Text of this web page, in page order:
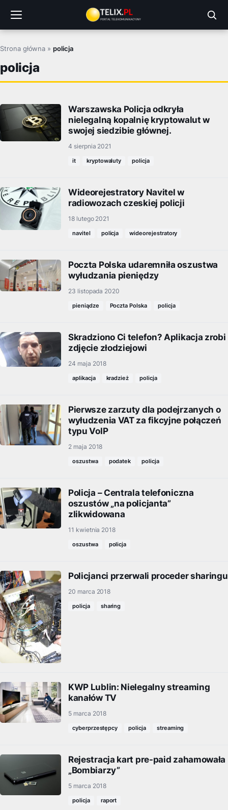
treści
Strona główna »policja
policja
Warszawska Policja odkryła
nielegalną kopalnię kryptowalut w
swojej siedzibie głównej.
4 sierpnia 2021
it kryptowaluty policja
Wideorejestratory Navitel w
radiowozach czeskiej policji
18 lutego 2021
navitel policja wideorejestratory
Poczta Polska udaremniła oszustwa
wyłudzania pieniędzy
23 listopada 2020
pieniądze Poczta Polska policja
Skradziono Ci telefon? Aplikacja zrobi
zdjęcie złodziejowi
24 maja 2018
aplikacja kradzież policja
Pierwsze zarzuty dla podejrzanych o
wyłudzenia VAT za fikcyjne połączeń
typu VoIP
2 maja 2018
oszustwa podatek policja
Policja – Centrala telefoniczna
oszustów „na policjanta”
zlikwidowana
11 kwietnia 2018
oszustwa policja
Policjanci przerwali proceder sharingu
20 marca 2018
policja sharing
KWP Lublin: Nielegalny streaming
kanałów TV
5 marca 2018
cyberprzestępcy policja streaming
Rejestracja kart pre-paid zahamowała
„Bombiarzy”
5 marca 2018
policja raport